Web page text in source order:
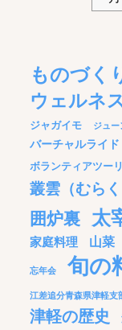
ものづく
ウェルネ
ジャガイモ ジュー
バーチャルライド
ボランティアツー
叢雲（むらく
囲炉裏 太
家庭料理 山菜
忘年会 旬の
江差追分青森県津軽支
津軽の歴史